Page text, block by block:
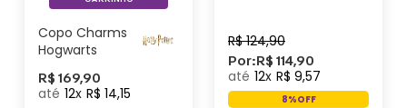
Copo Charms
Hogwarts
Potter
R$ 169,90
12 R$ 14,15
R$ 124,90
Por:R$ 114,90
12 R$ 9,57
8%OFF